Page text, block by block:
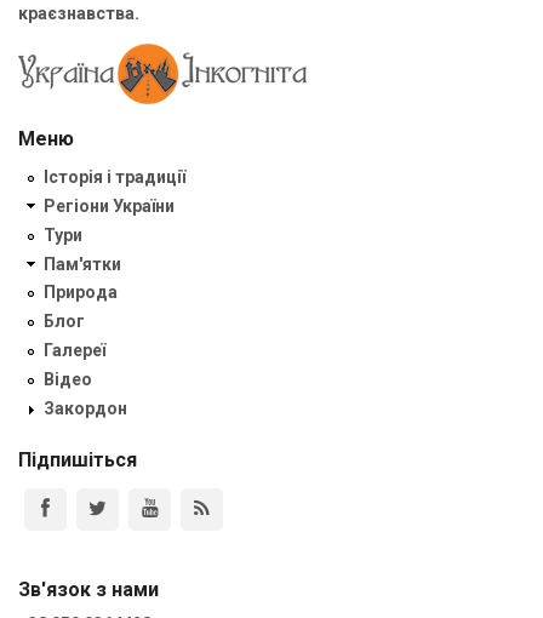
краєзнавства.
Меню
Історія і традиції
Регіони України
Тури
Пам'ятки
Природа
Блог
Галереї
Відео
Закордон
Підпишіться
Зв'язок з нами